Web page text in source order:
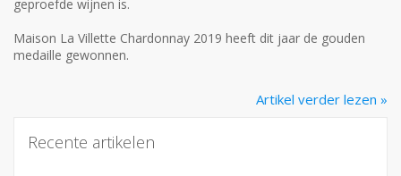
geproefde wijnen is.
Maison La Villette Chardonnay 2019 heeft dit jaar de gouden
medaille gewonnen.
Artikel verder lezen »
Recente artikelen